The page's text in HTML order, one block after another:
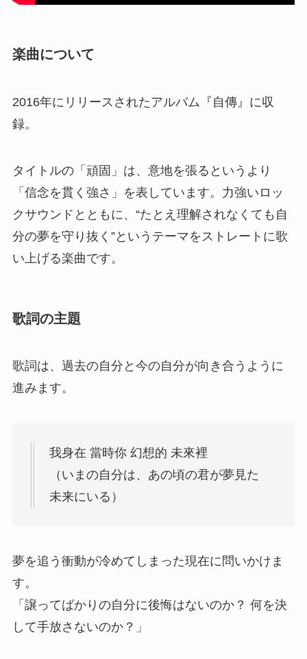
楽曲について
2016年にリリースされたアルバム『自傳』に収
録。
タイトルの「頑固」は、意地を張るというより
「信念を貫く強さ」を表しています。力強いロッ
クサウンドとともに、“たとえ理解されなくても自
分の夢を守り抜く”というテーマをストレートに歌
い上げる楽曲です。
歌詞の主題
歌詞は、過去の自分と今の自分が向き合うように
進みます。
我身在 當時你 幻想的 未來裡
（いまの自分は、あの頃の君が夢見た
未来にいる）
夢を追う衝動が冷めてしまった現在に問いかけま
す。
「譲ってばかりの自分に後悔はないのか？ 何を決
して手放さないのか？」